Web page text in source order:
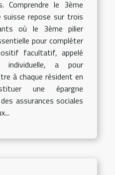
Comprendre le 3ème
suisse repose sur trois
où le 3ème pilier
pour compléter
facultatif, appelé
individuelle, a pour
à chaque résident en
une épargne
assurances sociales